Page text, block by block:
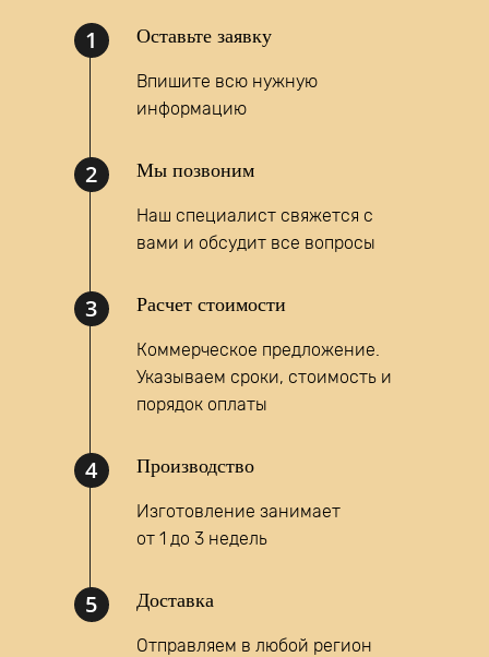
Написать запрос
MAX
1 Оставьте заявку
Впишите всю нужную
информацию
2 Мы позвоним
Наш специалист свяжется с
вами и обсудит все вопросы
3 Расчет стоимости
Коммерческое предложение.
Указываем сроки, стоимость и
порядок оплаты
4 Производство
Изготовление занимает
от 1 до 3 недель
5 Доставка
Отправляем в любой регион